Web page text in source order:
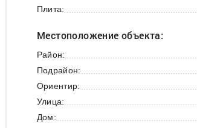
Плита:
Местоположение объекта:
Район:
Подрайон:
Ориентир:
Улица:
Дом: